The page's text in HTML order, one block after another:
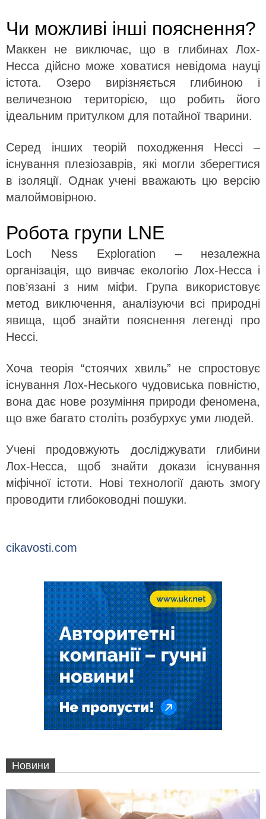
Чи можливі інші пояснення?
Маккен не виключає, що в глибинах Лох-
Несса дійсно може ховатися невідома науці
істота. Озеро вирізняється глибиною і
величезною територією, що робить його
ідеальним притулком для потайної тварини.
Серед інших теорій походження Нессі –
існування плезіозаврів, які могли зберегтися
в ізоляції. Однак учені вважають цю версію
малоймовірною.
Робота групи LNE
Loch Ness Exploration – незалежна
організація, що вивчає екологію Лох-Несса і
пов’язані з ним міфи. Група використовує
метод виключення, аналізуючи всі природні
явища, щоб знайти пояснення легенді про
Нессі.
Хоча теорія “стоячих хвиль” не спростовує
існування Лох-Неського чудовиська повністю,
вона дає нове розуміння природи феномена,
що вже багато століть розбурхує уми людей.
Учені продовжують досліджувати глибини
Лох-Несса, щоб знайти докази існування
міфічної істоти. Нові технології дають змогу
проводити глибоководні пошуки.
cikavosti.com
Новини